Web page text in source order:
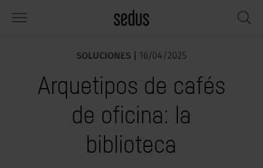
de tendencias «Sedus
en Sedus
sociales
somos
SOLUCIONES | 16/04/2025
Arquetipos de cafés
de oficina: la
biblioteca